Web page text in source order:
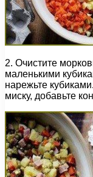
2. Очистите
маленькими
нарежьте
миску, добавьте